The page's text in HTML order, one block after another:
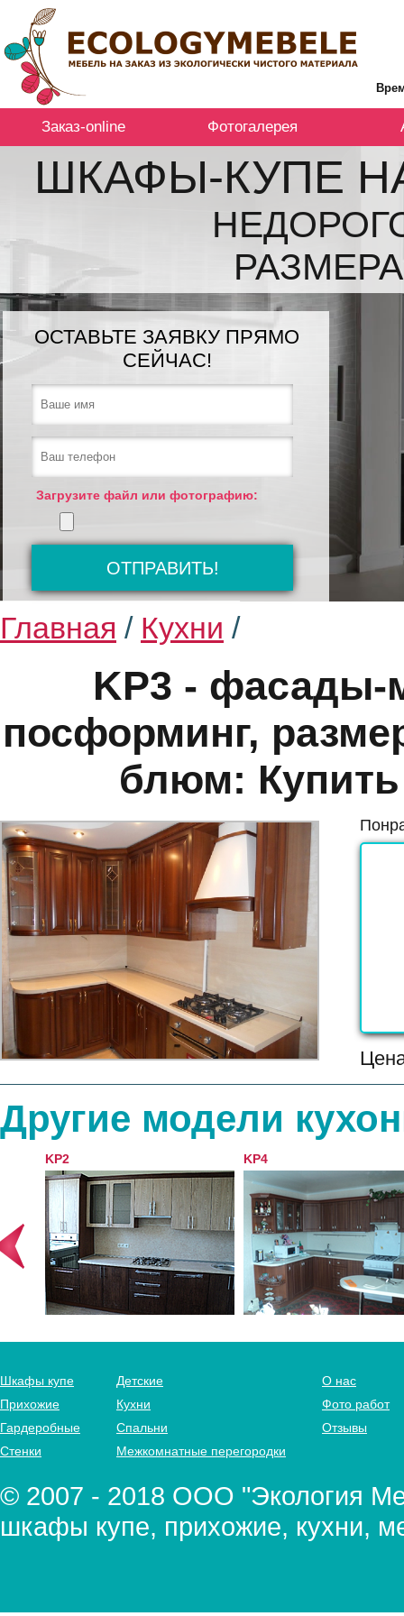
Заказ-online Фотогалерея
ШКАФЫ-КУПЕ
ОСТАВЬТЕ ЗАЯВКУ ПРЯМО
СЕЙЧАС!
Загрузите файл или фотографию:
Главная / Кухни /
KP3 - фасады-
посформинг,
блюм: Купить
Другие модели
KP2 KP4
Шкафы купе
Прихожие
Гардеробные
Стенки
Детские
Кухни
Спальни
Межкомнатные перегородки
О нас
Фото работ
Отзывы
© 2007 - 2018 ООО "Экология
шкафы купе, прихожие, кухни,